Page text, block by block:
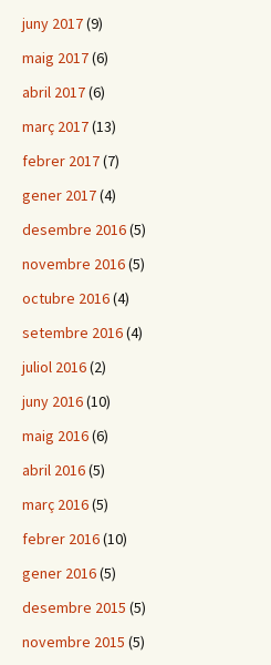
juny 2017(9)
maig 2017(6)
abril 2017(6)
març 2017(13)
febrer 2017(7)
gener 2017(4)
desembre 2016(5)
novembre 2016(5)
octubre 2016(4)
setembre 2016(4)
juliol 2016(2)
juny 2016(10)
maig 2016(6)
abril 2016(5)
març 2016(5)
febrer 2016(10)
gener 2016(5)
desembre 2015 (5)
novembre 2015 (5)